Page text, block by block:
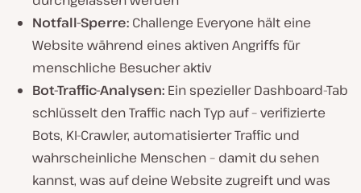
Notfall-Sperre: Challenge Everyone hält eine
Website während eines aktiven Angriffs für
menschliche Besucher aktiv
Bot-Traffic-Analysen: Ein spezieller Dashboard-Tab
schlüsselt den Traffic nach Typ auf – verifizierte
Bots, KI-Crawler, automatisierter Traffic und
wahrscheinliche Menschen – damit du sehen
kannst, was auf deine Website zugreift und was